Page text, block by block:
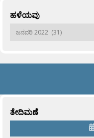
ಹಳೆಯವು
ಹಳೆಯವು
ತೇದಿಮಣೆ